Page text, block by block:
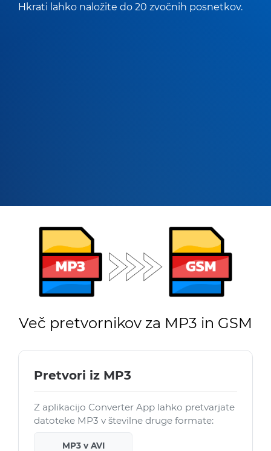
Hkrati lahko naložite do 20 zvočnih posnetkov.
Več pretvornikov za MP3 in GSM
Pretvori iz MP3
Z aplikacijo Converter App lahko pretvarjate
datoteke MP3 v številne druge formate:
MP3 v AVI